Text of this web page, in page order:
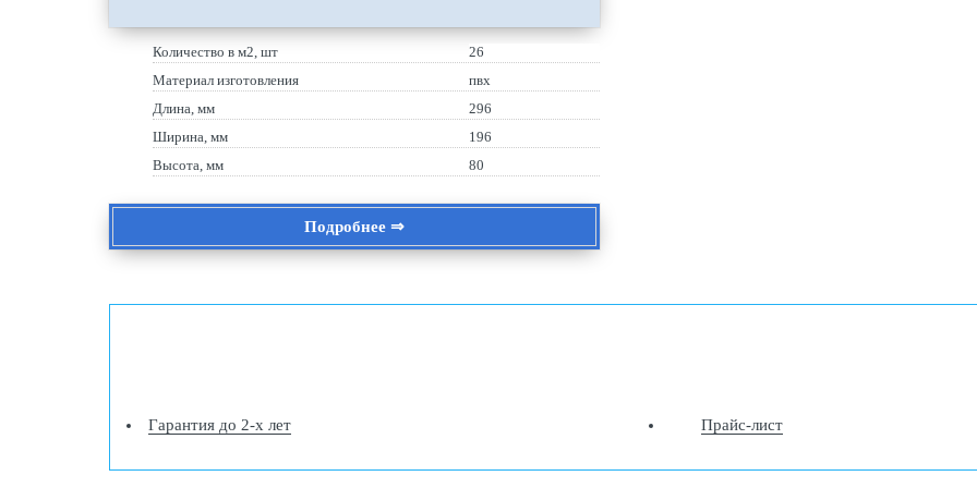
Количество в м2, шт
26
Материал изготовления
пвх
Длина, мм
296
Ширина, мм
196
Высота, мм
80
Подробнее ⇒
Гарантия до 2-х лет Прайс-лист